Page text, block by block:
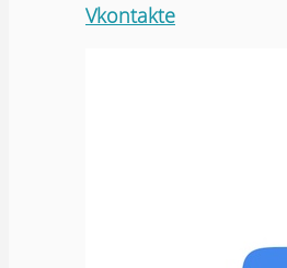
Vkontakte